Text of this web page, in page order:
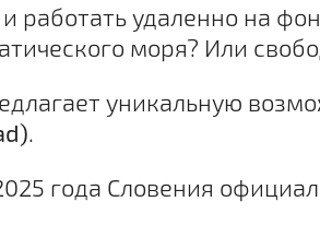
работать удаленно на
моря? Или
уникальную
.
года Словения